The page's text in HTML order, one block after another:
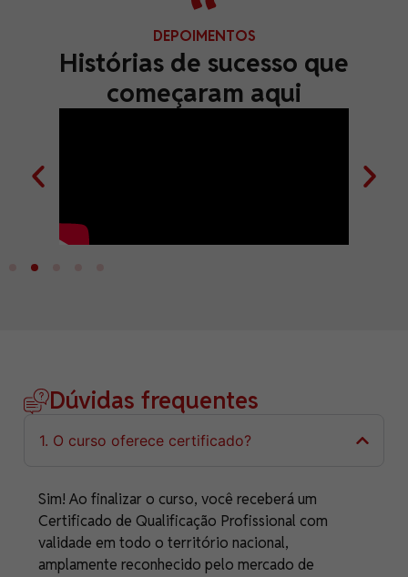
DEPOIMENTOS
Histórias de sucesso que
começaram aqui
Dúvidas frequentes
1. O curso oferece certificado?
Sim! Ao finalizar o curso, você receberá um
Certificado de Qualificação Profissional com
validade em todo o território nacional,
amplamente reconhecido pelo mercado de